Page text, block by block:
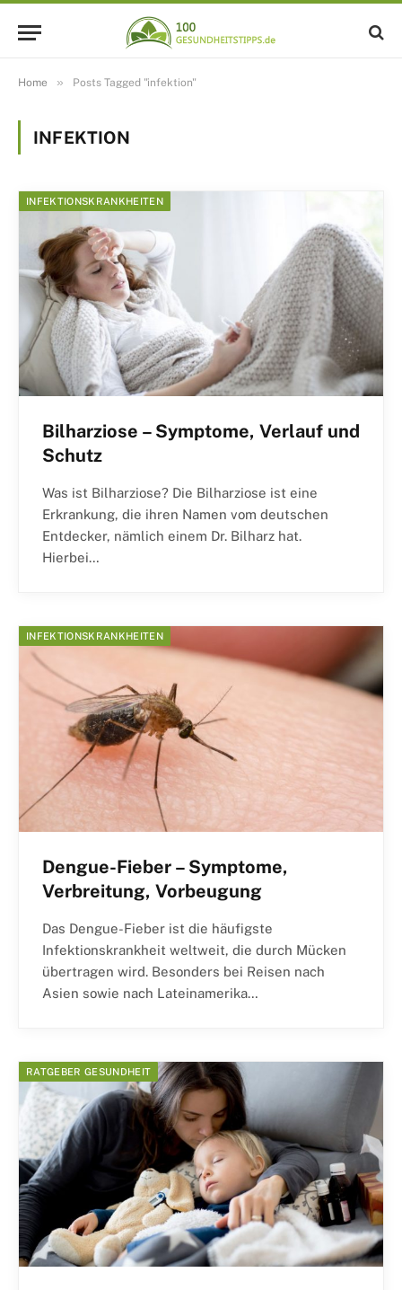
Home » Posts Tagged "infektion"
INFEKTION
INFEKTIONSKRANKHEITEN
Bilharziose – Symptome, Verlauf und
Schutz
Was ist Bilharziose? Die Bilharziose ist eine
Erkrankung, die ihren Namen vom deutschen
Entdecker, nämlich einem Dr. Bilharz hat.
Hierbei…
INFEKTIONSKRANKHEITEN
Dengue-Fieber – Symptome,
Verbreitung, Vorbeugung
Das Dengue-Fieber ist die häufigste
Infektionskrankheit weltweit, die durch Mücken
übertragen wird. Besonders bei Reisen nach
Asien sowie nach Lateinamerika…
RATGEBER GESUNDHEIT